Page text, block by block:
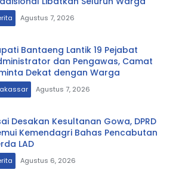
Agustus 7, 2026
Bantaeng Lantik 19 Pejabat
dan Pengawas, Camat
Dekat dengan Warga
Agustus 7, 2026
Desakan Kesultanan Gowa, DPRD
Kemendagri Bahas Pencabutan
LAD
Agustus 6, 2026